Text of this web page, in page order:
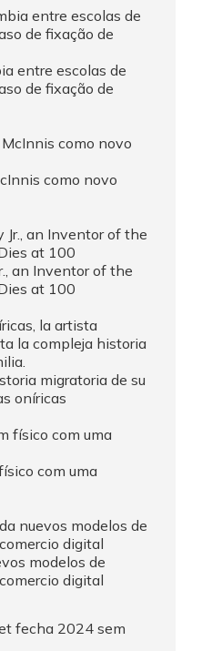
entre escolas de
de fixação de
como novo
an Inventor of the
at 100
migratoria de su
oníricas
com uma
modelos de
digital
fecha 2024 sem